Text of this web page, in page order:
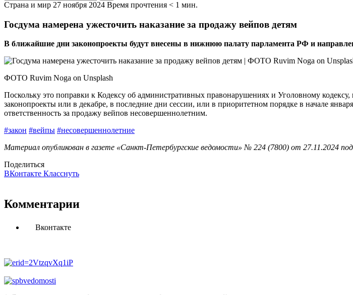
Страна и мир 27 ноября 2024 Время прочтения < 1 мин.
Госдума намерена ужесточить наказание за продажу вейпов детям
В ближайшие дни законопроекты будут внесены в нижнюю палату парламента РФ и
ФОТО Ruvim Noga on Unsplash
Поскольку это поправки к Кодексу об административных правонарушениях и Уголовному
законопроекты или в декабре, в последние дни сессии, или в приоритетном порядке в начале
ответственность за продажу вейпов несовершеннолетним.
#закон #вейпы #несовершеннолетние
Материал опубликован в газете «Санкт-Петербургские ведомости» № 224 (7800) от 27.11.2024
Поделиться
ВКонтакте Класснуть
Комментарии
Вконтакте